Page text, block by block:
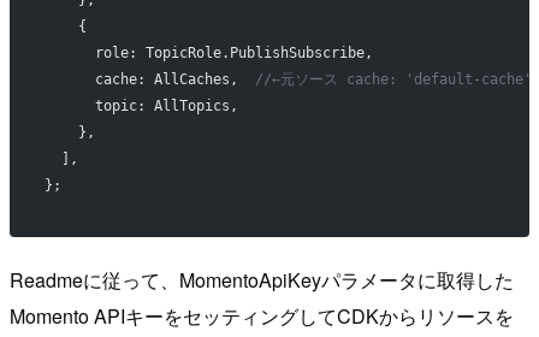
    {
      role: TopicRole.PublishSubscribe,
      cache: AllCaches,
//←元ソース cache: 'default-cache',
      topic: AllTopics,
    },
  ],
};
Readmeに従って、MomentoApiKeyパラメータに取得した
Momento APIキーをセッティングしてCDKからリソースを